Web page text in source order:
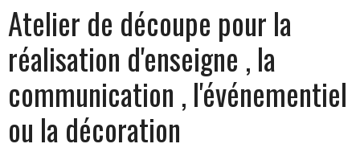
Atelier de découpe pour la
réalisation d'enseigne , la
communication , l'événementiel
ou la décoration